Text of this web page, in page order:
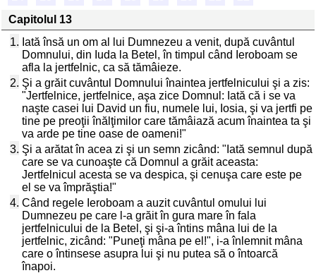
Capitolul 13
1. Iată însă un om al lui Dumnezeu a venit, după cuvântul
Domnului, din Iuda la Betel, în timpul când Ieroboam se
afla la jertfelnic, ca să tămâieze.
2. Şi a grăit cuvântul Domnului înaintea jertfelnicului şi a zis:
"Jertfelnice, jertfelnice, aşa zice Domnul: Iată că i se va
naşte casei lui David un fiu, numele lui, Iosia, şi va jertfi pe
tine pe preoţii înălţimilor care tămâiază acum înaintea ta şi
va arde pe tine oase de oameni!"
3. Şi a arătat în acea zi şi un semn zicând: "Iată semnul după
care se va cunoaşte că Domnul a grăit aceasta:
Jertfelnicul acesta se va despica, şi cenuşa care este pe
el se va împrăştia!"
4. Când regele Ieroboam a auzit cuvântul omului lui
Dumnezeu pe care l-a grăit în gura mare în fala
jertfelnicului de la Betel, şi şi-a întins mâna lui de la
jertfelnic, zicând: "Puneţi mâna pe el!", i-a înlemnit mâna
care o întinsese asupra lui şi nu putea să o întoarcă
înapoi.